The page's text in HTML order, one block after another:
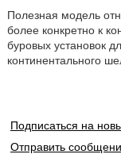
Полезная модель
более конкретно к
буровых установок
континентального
Подписаться на
Отправить